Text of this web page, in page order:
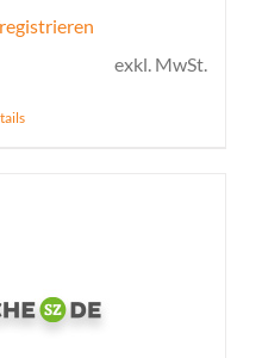
exkl. MwSt.